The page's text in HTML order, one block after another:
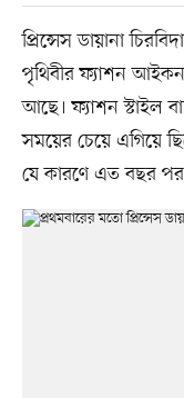
প্রিন্সেস ডায়ানা
পৃথিবীর ফ্যাশন
আছে। ফ্যাশন স্টাইল
সময়ের চেয়ে এগিয়ে
যে কারণে এত বছর